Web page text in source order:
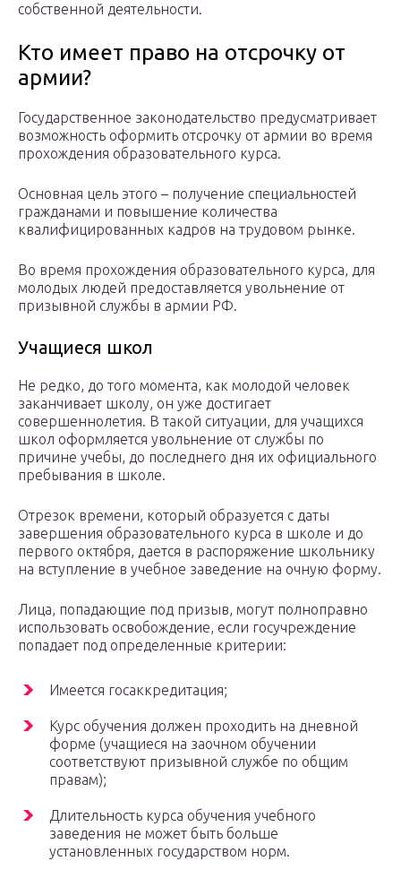
собственной деятельности.
Кто имеет право на отсрочку от
армии?
Государственное законодательство предусматривает
возможность оформить отсрочку от армии во время
прохождения образовательного курса.
Основная цель этого – получение специальностей
гражданами и повышение количества
квалифицированных кадров на трудовом рынке.
Во время прохождения образовательного курса, для
молодых людей предоставляется увольнение от
призывной службы в армии РФ.
Учащиеся школ
Не редко, до того момента, как молодой человек
заканчивает школу, он уже достигает
совершеннолетия. В такой ситуации, для учащихся
школ оформляется увольнение от службы по
причине учебы, до последнего дня их официального
пребывания в школе.
Отрезок времени, который образуется с даты
завершения образовательного курса в школе и до
первого октября, дается в распоряжение школьнику
на вступление в учебное заведение на очную форму.
Лица, попадающие под призыв, могут полноправно
использовать освобождение, если госучреждение
попадает под определенные критерии:
Имеется госаккредитация;
Курс обучения должен проходить на дневной
форме (учащиеся на заочном обучении
соответствуют призывной службе по общим
правам);
Длительность курса обучения учебного
заведения не может быть больше
установленных государством норм.